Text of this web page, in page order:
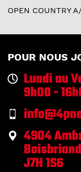
OPEN COUNTRY
POUR NOUS
Lundi au
9h00 -
4904
J7H 1S6